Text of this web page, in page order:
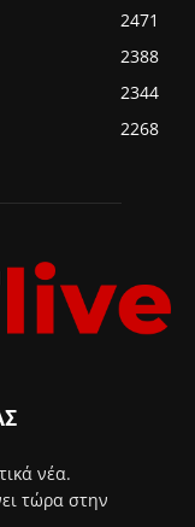
2471
2388
2344
2268
νέα.
τώρα στην